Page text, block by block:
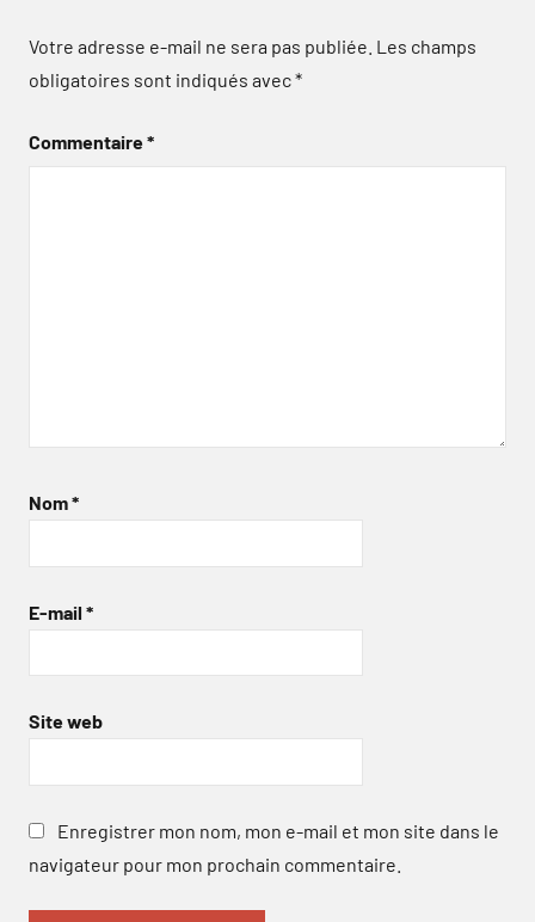
Votre adresse e-mail ne sera pas publiée. Les champs
obligatoires sont indiqués avec*
Commentaire*
Nom*
E-mail *
Site web
Enregistrer mon nom, mon e-mail et mon site dans le
navigateur pour mon prochain commentaire.